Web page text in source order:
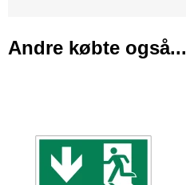
Andre købte også...